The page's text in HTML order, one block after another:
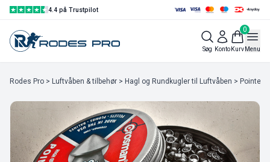
4.4 på Trustpilot
Søg Konto
0
KurvMenu
Rodes Pro > Luftvåben & tilbehør > Hagl og Rundkugler til Luftvåben > Pointed